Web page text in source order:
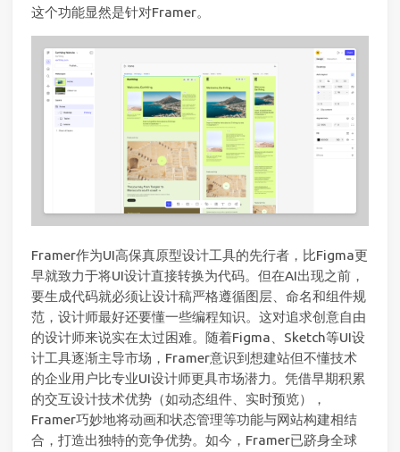
这个功能显然是针对Framer。
Framer作为UI高保真原型设计工具的先行者，比Figma更
早就致力于将UI设计直接转换为代码。但在AI出现之前，
要生成代码就必须让设计稿严格遵循图层、命名和组件规
范，设计师最好还要懂一些编程知识。这对追求创意自由
的设计师来说实在太过困难。随着Figma、Sketch等UI设
计工具逐渐主导市场，Framer意识到想建站但不懂技术
的企业用户比专业UI设计师更具市场潜力。凭借早期积累
的交互设计技术优势（如动态组件、实时预览），
Framer巧妙地将动画和状态管理等功能与网站构建相结
合，打造出独特的竞争优势。如今，Framer已跻身全球